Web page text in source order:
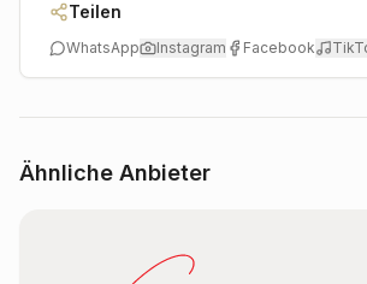
Teilen
WhatsApp Instagram Facebook
Ähnliche Anbieter